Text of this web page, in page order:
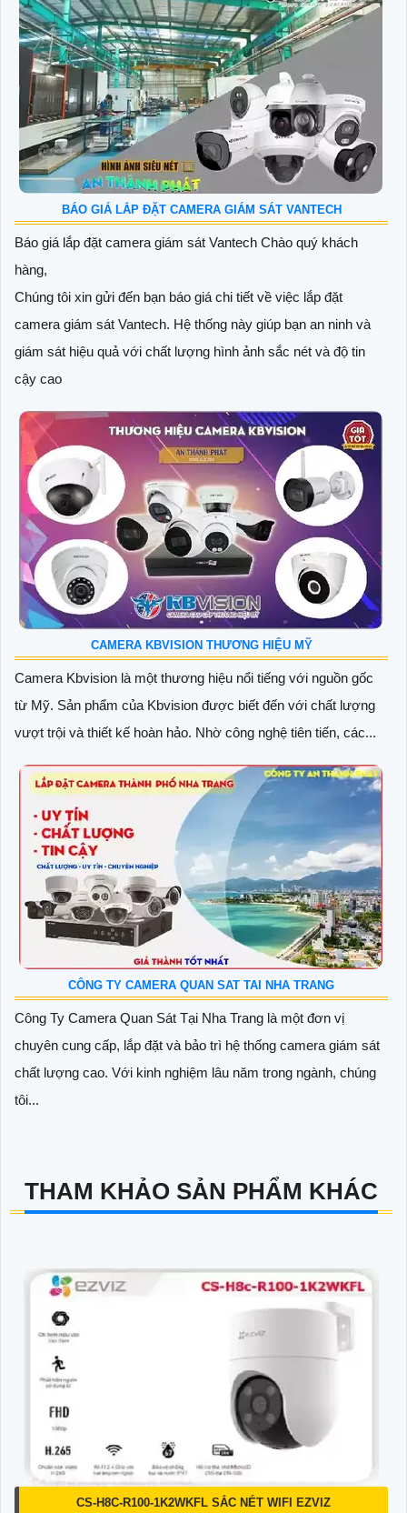
BÁO GIÁ LẮP ĐẶT CAMERA GIÁM SÁT VANTECH
Báo giá lắp đặt camera giám sát Vantech Chào quý khách
hàng,
Chúng tôi xin gửi đến bạn báo giá chi tiết về việc lắp đặt
camera giám sát Vantech. Hệ thống này giúp bạn an ninh và
giám sát hiệu quả với chất lượng hình ảnh sắc nét và độ tin
cậy cao
CAMERA KBVISION THƯƠNG HIỆU MỸ
Camera Kbvision là một thương hiệu nổi tiếng với nguồn gốc
từ Mỹ. Sản phẩm của Kbvision được biết đến với chất lượng
vượt trội và thiết kế hoàn hảo. Nhờ công nghệ tiên tiến, các...
CÔNG TY CAMERA QUAN SAT TAI NHA TRANG
Công Ty Camera Quan Sát Tại Nha Trang là một đơn vị
chuyên cung cấp, lắp đặt và bảo trì hệ thống camera giám sát
chất lượng cao. Với kinh nghiệm lâu năm trong ngành, chúng
tôi...
THAM KHẢO SẢN PHẨM KHÁC
CS-H8C-R100-1K2WKFL SẮC NÉT WIFI EZVIZ